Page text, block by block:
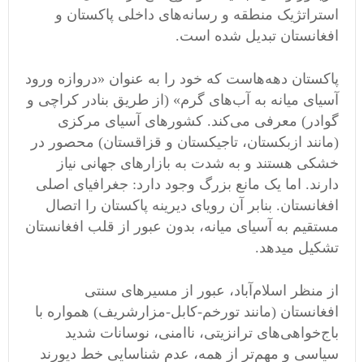
استراتژیک منطقه و رسانه‌های داخلی پاکستان و
افغانستان تبدیل شده است.
پاکستان دهه‌هاست که خود را به عنوان «دروازه ورود
آسیای میانه به آب‌های گرم» (از طریق بنادر کراچی و
گوادر) معرفی می‌کند. کشورهای آسیای مرکزی
(مانند ازبکستان، تاجیکستان و قزاقستان) محصور در
خشکی هستند و به شدت به بازارهای جهانی نیاز
دارند. اما یک مانع بزرگ وجود دارد: جغرافیای اصلی
افغانستان. بنابر آن رویای دیرینه پاکستان را اتصال
مستقیم به آسیای میانه، بدون عبور از قلب افغانستان
تشکیل میدهد.
از منظر اسلام‌آباد، عبور از مسیرهای سنتی
افغانستان (مانند تورخم-کابل-مزارشریف) همواره با
باج‌خواهی‌های ترانزیتی، ناامنی، نوسانات شدید
سیاسی و مهم‌تر از همه، عدم شناسایی خط دیورند